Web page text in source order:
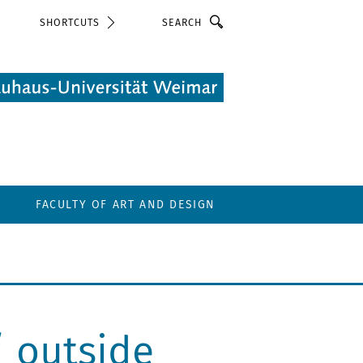
SHORTCUTS
FACULTY OF ART AND DESIGN
outside